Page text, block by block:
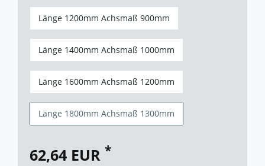
Länge 1200mm Achsmaß 900mm
Länge 1400mm Achsmaß 1000mm
Länge 1600mm Achsmaß 1200mm
Länge 1800mm Achsmaß 1300mm
62,64 EUR *